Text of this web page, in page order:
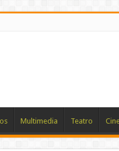
Multimedia Teatro